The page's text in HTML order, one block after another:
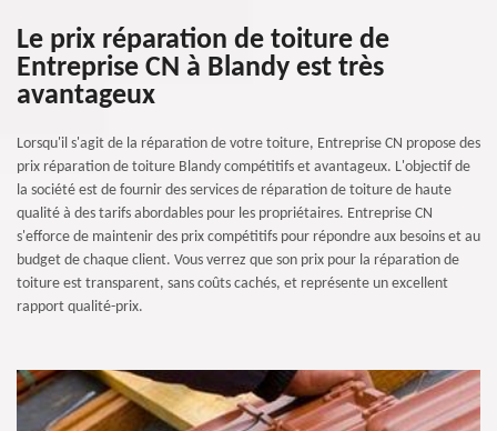
Le prix réparation de toiture de
Entreprise CN à Blandy est très
avantageux
Lorsqu'il s'agit de la réparation de votre toiture, Entreprise CN propose des
prix réparation de toiture Blandy compétitifs et avantageux. L'objectif de
la société est de fournir des services de réparation de toiture de haute
qualité à des tarifs abordables pour les propriétaires. Entreprise CN
s'efforce de maintenir des prix compétitifs pour répondre aux besoins et au
budget de chaque client. Vous verrez que son prix pour la réparation de
toiture est transparent, sans coûts cachés, et représente un excellent
rapport qualité-prix.